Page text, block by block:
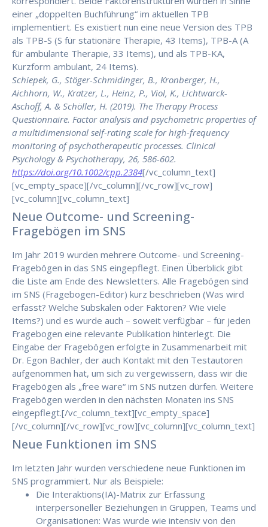
einer „doppelten Buchführung“ im aktuellen TPB
implementiert. Es existiert nun eine neue Version des TPB
als TPB-S (S für stationäre Therapie, 43 Items), TPB-A (A
für ambulante Therapie, 33 Items), und als TPB-KA,
Kurzform ambulant, 24 Items).
Schiepek, G., Stöger-Schmidinger, B., Kronberger, H.,
Aichhorn, W., Kratzer, L., Heinz, P., Viol, K., Lichtwarck-
Aschoff, A. & Schöller, H. (2019). The Therapy Process
Questionnaire. Factor analysis and psychometric properties of
a multidimensional self-rating scale for high-frequency
monitoring of psychotherapeutic processes. Clinical
Psychology & Psychotherapy, 26, 586-602.
https://doi.org/10.1002/cpp.2384[/vc_column_text]
[vc_empty_space][/vc_column][/vc_row][vc_row]
[vc_column][vc_column_text]
Neue Outcome- und Screening-
Fragebögen im SNS
Im Jahr 2019 wurden mehrere Outcome- und Screening-
Fragebögen in das SNS eingepflegt. Einen Überblick gibt
die Liste am Ende des Newsletters. Alle Fragebögen sind
im SNS (Fragebogen-Editor) kurz beschrieben (Was wird
erfasst? Welche Subskalen oder Faktoren? Wie viele
Items?) und es wurde auch – soweit verfügbar – für jeden
Fragebogen eine relevante Publikation hinterlegt. Die
Eingabe der Fragebögen erfolgte in Zusammenarbeit mit
Dr. Egon Bachler, der auch Kontakt mit den Testautoren
aufgenommen hat, um sich zu vergewissern, dass wir die
Fragebögen als „free ware“ im SNS nutzen dürfen. Weitere
Fragebögen werden in den nächsten Monaten ins SNS
eingepflegt.[/vc_column_text][vc_empty_space]
[/vc_column][/vc_row][vc_row][vc_column][vc_column_text]
Neue Funktionen im SNS
Im letzten Jahr wurden verschiedene neue Funktionen im
SNS programmiert. Nur als Beispiele:
Die Interaktions(IA)-Matrix zur Erfassung
interpersoneller Beziehungen in Gruppen, Teams und
Organisationen: Was wurde wie intensiv von den